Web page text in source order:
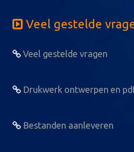
Veel gestelde
Veel gestelde vragen
Drukwerk ontwerpen en
Bestanden aanleveren